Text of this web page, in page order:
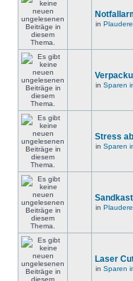
in
in Sparen
Stress
in Sparen
in
Laser
in Sparen